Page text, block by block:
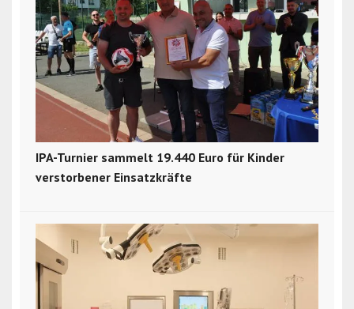
IPA-Turnier sammelt 19.440 Euro für Kinder
verstorbener Einsatzkräfte